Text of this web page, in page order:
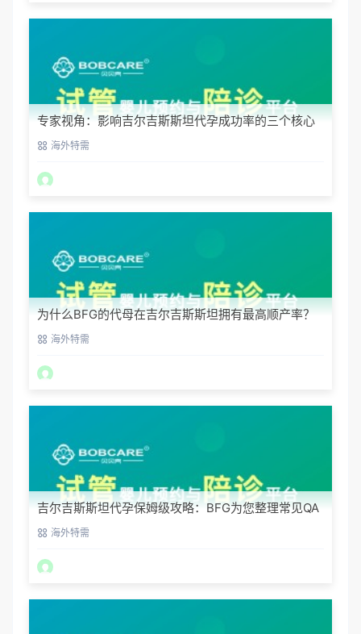
专家视角：影响吉尔吉斯斯坦代孕成功率的三个核心
要素海外特需
为什么BFG的代母在吉尔吉斯斯坦拥有最高顺产率？
海外特需
吉尔吉斯斯坦代孕保姆级攻略：BFG为您整理常见QA
海外特需